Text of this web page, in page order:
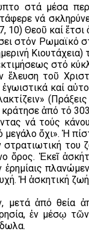
στά μέσα
νά
10) Θεοῦ καί
στόν Ρωμαϊκό
στό
τοῦ
καί
ἀπό τό
νά τούς
ὄχι». Ἡ
ὄρος. Ἐκεῖ
Ἡ ἀσκητική
μετά ἀπό θεία
ἐν μέσῳ